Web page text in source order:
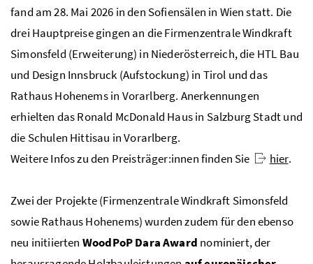
fand am 28. Mai 2026 in den Sofiensälen in Wien statt. Die
drei Hauptpreise gingen an die Firmenzentrale Windkraft
Simonsfeld (Erweiterung) in Niederösterreich, die HTL Bau
und Design Innsbruck (Aufstockung) in Tirol und das
Rathaus Hohenems in Vorarlberg. Anerkennungen
erhielten das Ronald McDonald Haus in Salzburg Stadt und
die Schulen Hittisau in Vorarlberg.
Weitere Infos zu den Preisträger:innen finden Sie
hier.
Zwei der Projekte (Firmenzentrale Windkraft Simonsfeld
sowie Rathaus Hohenems) wurden zudem für den ebenso
neu initiierten WoodPoP Dara Award nominiert, der